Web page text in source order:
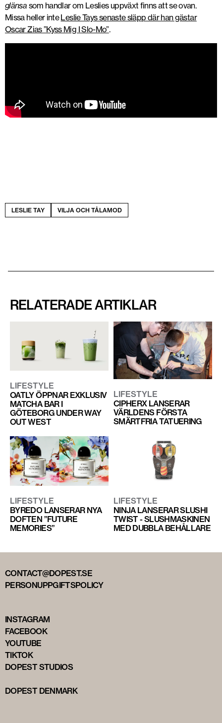
glänsa som handlar om Leslies uppväxt finns att se ovan.
Missa heller inteLeslie Tays senaste släpp där han gästar
Oscar Zias ”Kyss Mig I Slo-Mo”.
LESLIE TAY VILJA OCH TÅLAMOD
RELATERADE ARTIKLAR
LIFESTYLE
OATLY ÖPPNAR EXKLUSIV
MATCHA BAR I
GÖTEBORG UNDER WAY
OUT WEST
LIFESTYLE
CIPHERX LANSERAR
VÄRLDENS FÖRSTA
SMÄRTFRIA TATUERING
LIFESTYLE
BYREDO LANSERAR NYA
DOFTEN ”FUTURE
MEMORIES”
LIFESTYLE
NINJA LANSERAR SLUSHI
TWIST - SLUSHMASKINEN
MED DUBBLA BEHÅLLARE
CONTACT@DOPEST.SE
PERSONUPPGIFTSPOLICY
INSTAGRAM
FACEBOOK
YOUTUBE
TIKTOK
DOPEST STUDIOS
DOPEST DENMARK